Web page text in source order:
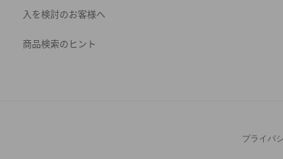
入を検討のお客様へ
商品検索のヒント
プライバ